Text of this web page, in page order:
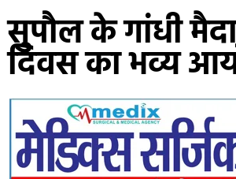
सुपौल के गांधी
दिवस का भव्य